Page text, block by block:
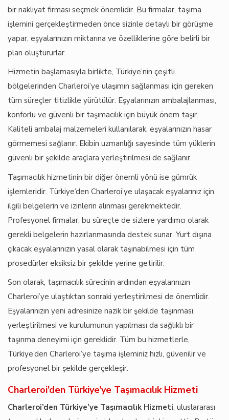
bir nakliyat firması seçmek önemlidir. Bu firmalar, taşıma
işlemini gerçekleştirmeden önce sizinle detaylı bir görüşme
yapar, eşyalarınızın miktarına ve özelliklerine göre belirli bir
plan oluştururlar.
Hizmetin başlamasıyla birlikte, Türkiye’nin çeşitli
bölgelerinden Charleroi’ye ulaşımın sağlanması için gereken
tüm süreçler titizlikle yürütülür. Eşyalarınızın ambalajlanması,
konforlu ve güvenli bir taşımacılık için büyük önem taşır.
Kaliteli ambalaj malzemeleri kullanılarak, eşyalarınızın hasar
görmemesi sağlanır. Ekibin uzmanlığı sayesinde tüm yüklerin
güvenli bir şekilde araçlara yerleştirilmesi de sağlanır.
Taşımacılık hizmetinin bir diğer önemli yönü ise gümrük
işlemleridir. Türkiye’den Charleroi’ye ulaşacak eşyalarınız için
ilgili belgelerin ve izinlerin alınması gerekmektedir.
Profesyonel firmalar, bu süreçte de sizlere yardımcı olarak
gerekli belgelerin hazırlanmasında destek sunar. Yurt dışına
çıkacak eşyalarınızın yasal olarak taşınabilmesi için tüm
prosedürler eksiksiz bir şekilde yerine getirilir.
Son olarak, taşımacılık sürecinin ardından eşyalarınızın
Charleroi’ye ulaştıktan sonraki yerleştirilmesi de önemlidir.
Eşyalarınızın yeni adresinize nazik bir şekilde taşınması,
yerleştirilmesi ve kurulumunun yapılması da sağlıklı bir
taşınma deneyimi için gereklidir. Tüm bu hizmetlerle,
Türkiye’den Charleroi’ye taşıma işleminiz hızlı, güvenilir ve
profesyonel bir şekilde gerçekleşir.
Charleroi’den Türkiye’ye Taşımacılık Hizmeti
Charleroi’den Türkiye’ye Taşımacılık Hizmeti, uluslararası